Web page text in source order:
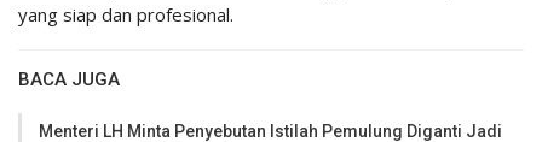
yang siap dan profesional.
BACA JUGA
Menteri LH Minta Penyebutan Istilah Pemulung Diganti Jadi